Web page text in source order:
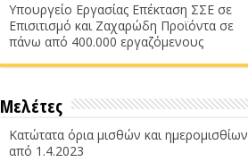
Υπουργείο Εργασίας Επέκταση ΣΣΕ σε
Επισιτισμό και Ζαχαρώδη Προϊόντα σε
πάνω από 400.000 εργαζόμενους
Μελέτες
Κατώτατα όρια μισθών και ημερομισθίων
από 1.4.2023